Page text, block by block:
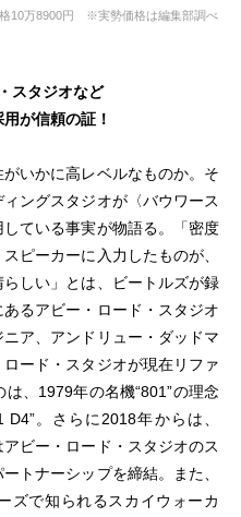
10万8900円 ※実勢価格は編集部調べ
スタジオなど
が信頼の証！
いかに高レベルなものか。そ
ングスタジオが〈バウワース
ている事実が物語る。「密度
ピーカーに入力したものが、
しい」とは、ビートルズが録
るアビー・ロード・スタジオ
ア、アンドリュー・ダッドマ
ード・スタジオが現在リファ
、1979年の名機“801”の理念
。さらに2018年からは、
ビー・ロード・スタジオのス
トナーシップを締結。また、
ズで知られるスカイウォーカ